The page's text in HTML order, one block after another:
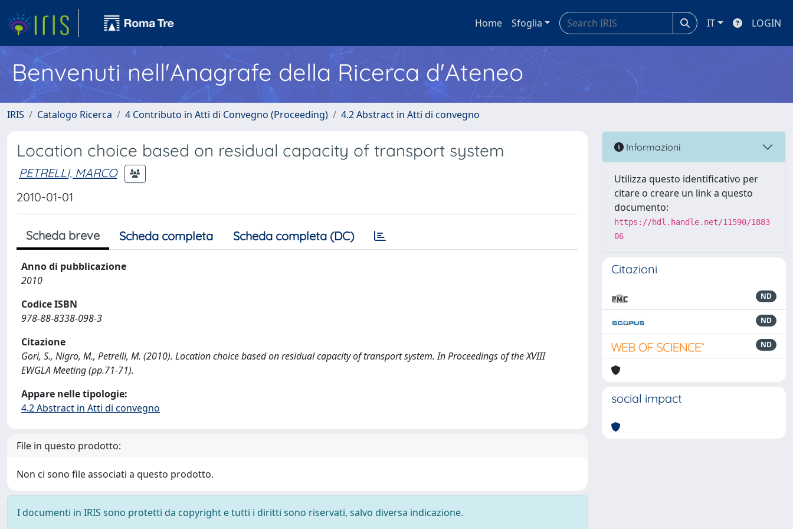
Home Sfoglia IT LOGIN
Benvenuti nell'Anagrafe della Ricerca d'Ateneo
IRIS Catalogo Ricerca 4 Contributo in Atti di Convegno (Proceeding) 4.2 Abstract in Atti di convegno
Location choice based on residual capacity of transport system
PETRELLI, MARCO
2010-01-01
Scheda breve Scheda completa Scheda completa (DC)
Anno di pubblicazione
2010
Codice ISBN
978-88-8338-098-3
Citazione
Gori, S., Nigro, M., Petrelli, M. (2010). Location choice based on residual capacity of transport system. In Proceedings of the XVIII
EWGLA Meeting (pp.71-71).
Appare nelle tipologie:
4.2 Abstract in Atti di convegno
File in questo prodotto:
Non ci sono file associati a questo prodotto.
I documenti in IRIS sono protetti da copyright e tutti i diritti sono riservati, salvo diversa indicazione.
Informazioni
Utilizza questo identificativo per
citare o creare un link a questo
documento:
https://hdl.handle.net/11590/1883
06
Citazioni
ND
ND
ND
social impact